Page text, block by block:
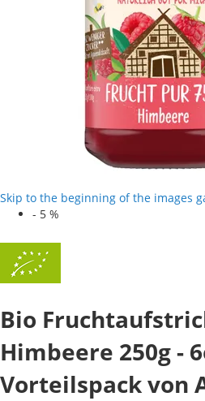
Skip to the beginning of the images
- 5 %
Bio
Himbeere 250g -
Vorteilspack von